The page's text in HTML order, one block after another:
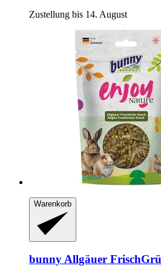
Zustellung bis 14. August
Warenkorb
bunnyAllgäuer